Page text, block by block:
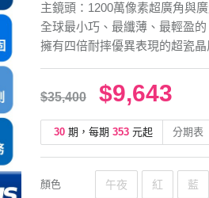
主鏡頭：1200萬像素超廣角與
全球最小巧、最纖薄、最輕盈的
擁有四倍耐摔優異表現的超瓷晶
$35,400 $9,643
30 期，每期 353 元起 分期表
顏色 午夜 紅 藍